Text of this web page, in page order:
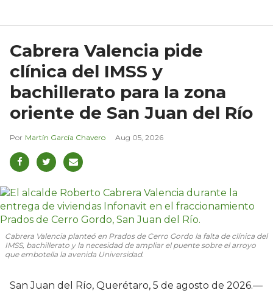
Cabrera Valencia pide
clínica del IMSS y
bachillerato para la zona
oriente de San Juan del Río
Martín García Chavero Aug 05, 2026
Cabrera Valencia planteó en Prados de Cerro Gordo la falta de clínica del
IMSS, bachillerato y la necesidad de ampliar el puente sobre el arroyo
que embotella la avenida Universidad.
San Juan del Río, Querétaro, 5 de agosto de 2026.—